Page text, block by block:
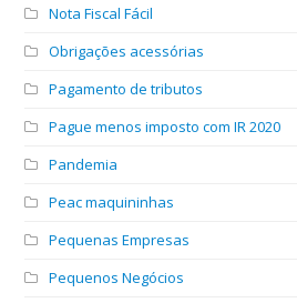
Nota Fiscal Fácil
Obrigações acessórias
Pagamento de tributos
Pague menos imposto com IR 2020
Pandemia
Peac maquininhas
Pequenas Empresas
Pequenos Negócios